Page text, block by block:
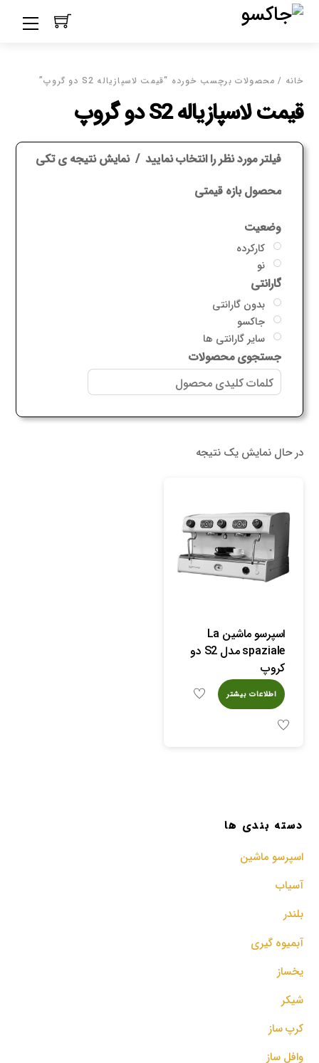
Skip
خانه / محصولات برچسب خورده “قیمت لاسپازیاله S2 دو گروپ”
قیمت لاسپازیاله S2 دو گروپ
فیلتر مورد نظر را انتخاب نمایید نمایش نتیجه ی تکی
محصول بازه قیمتی
وضعیت
کارکرده
نو
گارانتی
بدون گارانتی
جاکسو
سایر گارانتی ها
جستجوی محصولات
در حال نمایش یک نتیجه
اسپرسو ماشین La
spaziale مدل S2 دو
کروپ
اطلاعات بیشتر
دسته بندی ها
اسپرسو‌ ماشین
آسیاب
بلندر
آبمیوه گیری
یخساز
شیکر
کرپ ساز
وافل ساز